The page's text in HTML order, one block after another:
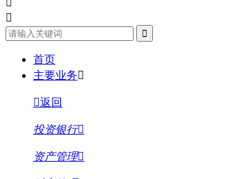
首页
主要业务
返回
投资银行
资产管理